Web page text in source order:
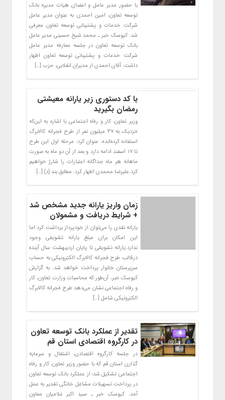
با حضور مدیر عامل و اعضای هیات مدیره بانک
توسعه تعاون، امین احمدی به عنوان مدیر عامل
شرکت خدمات و پشتیبانی توسعه تعاون معرفی
شد. کیوسک خبر ـ محمد شیخ حسینی مدیر عامل
بانک توسعه تعاون در جلسه معارفه مدیر عامل
شرکت خدمات و پشتیبانی توسعه تعاون اظهار
داشت: آقای احمدی از مدیران انقلابی، حزب […]
با کد دستوری زیر یارانه معیشتی
رمضان بگیرید
​وزیر تعاون، کار و رفاه اجتماعی با اشاره به این‌که
«نزدیک به ۳۷ میلیون نفر از طرح فجرانه کالابرگ
استفاده کرده‌اند»، عنوان کرد: مرحله اول این طرح
تا ۱۷ اسفند ادامه دارد و بعد از آن دو ماه به صورت
ماهانه هر ماه جداگانه اعتبارات را شارژ خواهیم
کرد.علیرضا محمدی اظهار کرد: مطابق بند (د) […]
زمان واریز یارانه جدید مشخص شد
+ شرایط دریافت و مشمولان
یارانه نقدی را می‌توان از خودپرداز برداشت کرد اما
این امکان برای مبلغ یارانه تشویقی وجود
ندارد.یارانه تشویقی تا پایان اردیبهشت سال آینده
درقالب طرح فجرانه کالابرگ الکترونیکی به حساب
سرپرستان خانوار پرداخت خواهد شد. به گزارش
کیوسک خبر، آن‌طور که محاسبات وزارت تعاون، کار
و رفاه اجتماعی نشان می‌دهد طرح فجرانه کالابرگ
الکترونیکی شامل […]
تقدیر از عملکرد بانک توسعه تعاون
در کارگروه اقتصادی استان قم
در جلسه کارگروه اقتصادی، اشتغال و سرمایه
گذاری استان قم که با حضور وزیر تعاون، کار و رفاه
اجتماعی تشکیل شد؛ از عملکرد بانک توسعه تعاون
در پرداخت تسهیلات مشاغل خانگی تقدیر به عمل
آمد. کیوسک خبر ـ سید اکبر غلامیان معاون